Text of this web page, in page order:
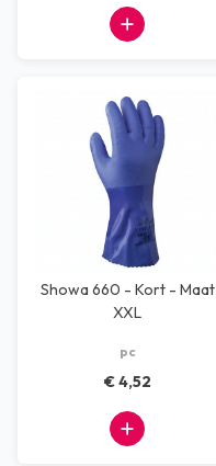
Showa 660 - Kort - Maat
XXL
pc
€ 4,52